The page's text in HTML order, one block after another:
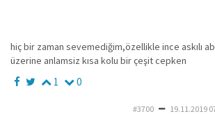
hiç bir zaman sevemediğim,özellikle ince askılı
üzerine anlamsiz kısa kolu bir çeşit cepken
1 0
#3700 19.11.2019